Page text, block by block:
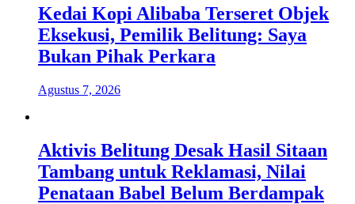
Kedai Kopi Alibaba Terseret Objek
Eksekusi, Pemilik Belitung: Saya
Bukan Pihak Perkara
Agustus 7, 2026
Aktivis Belitung Desak Hasil Sitaan
Tambang untuk Reklamasi, Nilai
Penataan Babel Belum Berdampak